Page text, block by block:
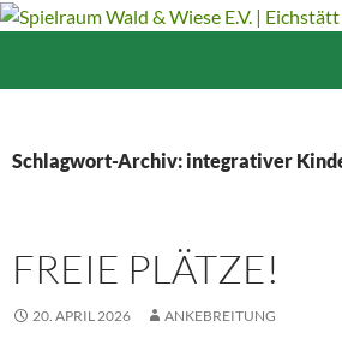
Zum
Schlagwort-Archiv: integrativer
FREIE PLÄTZE!
20. APRIL 2026 ANKEBREITUNG